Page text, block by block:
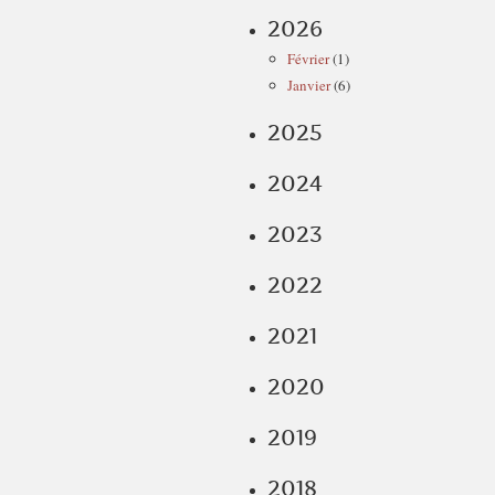
2026
Février(1)
Janvier(6)
2025
2024
2023
2022
2021
2020
2019
2018